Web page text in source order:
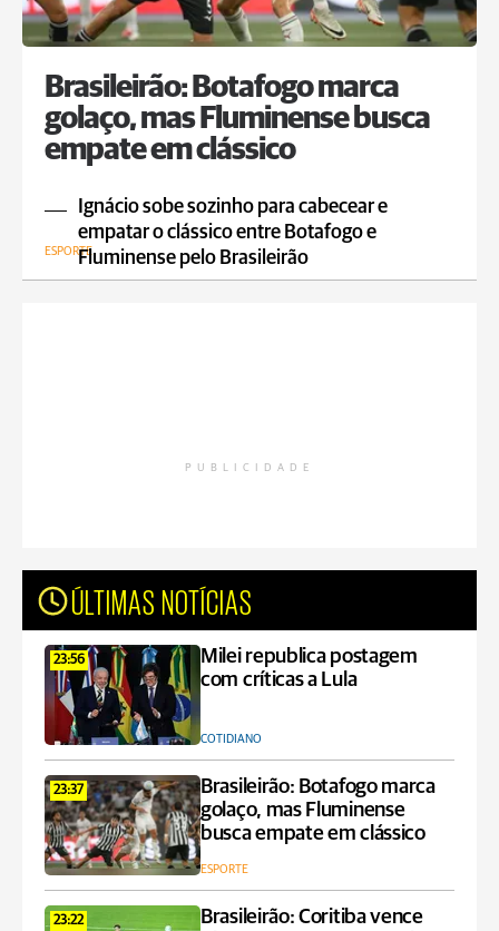
Brasileirão: Botafogo marca
golaço, mas Fluminense busca
empate em clássico
Ignácio sobe sozinho para cabecear e
empatar o clássico entre Botafogo e
Fluminense pelo Brasileirão
ESPORTE
PUBLICIDADE
ÚLTIMAS NOTÍCIAS
23:56
Milei republica postagem
com críticas a Lula
COTIDIANO
23:37
Brasileirão: Botafogo marca
golaço, mas Fluminense
busca empate em clássico
ESPORTE
23:22
Brasileirão: Coritiba vence